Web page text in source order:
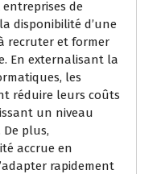
de
disponibilité d’une
recruter et former
En externalisant la
les
réduire leurs coûts
un niveau
De plus,
accrue en
rapidement